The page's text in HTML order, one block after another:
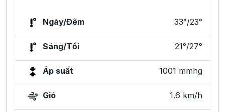
Ngày/Đêm 33°/23°
Sáng/Tối 21°/27°
Áp suất 1001 mmhg
Gió 1.6 km/h